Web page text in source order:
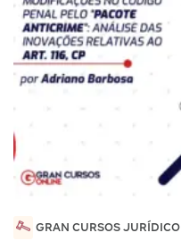
GRAN CURSOS JURÍDICO